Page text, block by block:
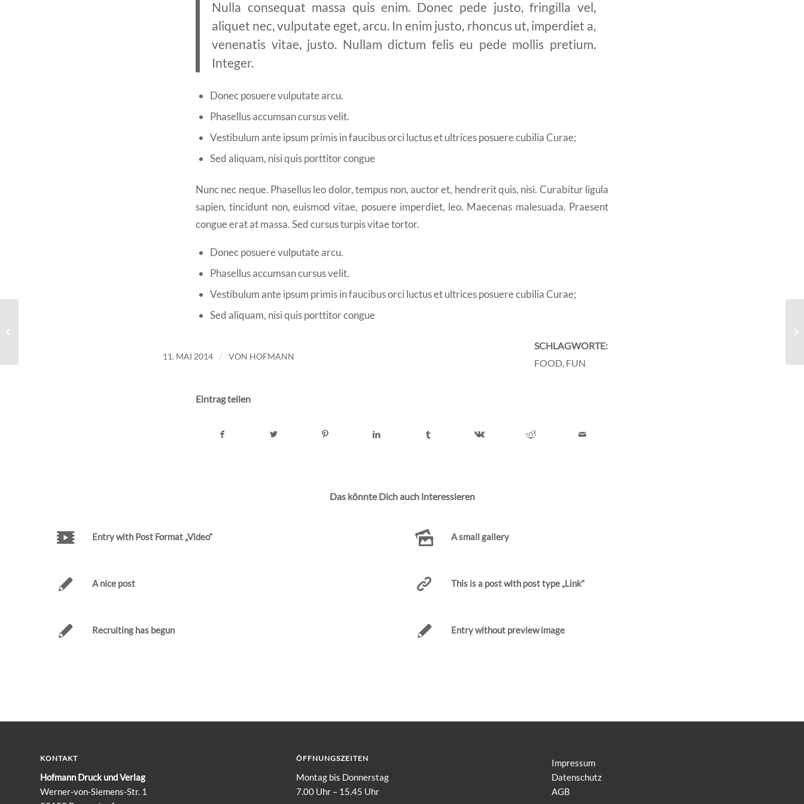
zu
regeln.
Nulla consequat massa quis enim. Donec pede justo, fringilla vel,
aliquet nec, vulputate eget, arcu. In enim justo, rhoncus ut, imperdiet a,
venenatis vitae, justo. Nullam dictum felis eu pede mollis pretium.
Integer.
Donec posuere vulputate arcu.
Phasellus accumsan cursus velit.
Vestibulum ante ipsum primis in faucibus orci luctus et ultrices posuere cubilia Curae;
Sed aliquam, nisi quis porttitor congue
Nunc nec neque. Phasellus leo dolor, tempus non, auctor et, hendrerit quis, nisi. Curabitur ligula
sapien, tincidunt non, euismod vitae, posuere imperdiet, leo. Maecenas malesuada. Praesent
congue erat at massa. Sed cursus turpis vitae tortor.
Donec posuere vulputate arcu.
Phasellus accumsan cursus velit.
Vestibulum ante ipsum primis in faucibus orci luctus et ultrices posuere cubilia Curae;
Sed aliquam, nisi quis porttitor congue
11. MAI 2014 / VON HOFMANN
SCHLAGWORTE:
FOOD, FUN
Eintrag teilen
Das könnte Dich auch interessieren
Entry with Post Format „Video“ A small gallery
A nice post This is a post with post type „Link“
Recruiting has begun Entry without preview image
KONTAKT
Hofmann Druck und Verlag
Werner-von-Siemens-Str. 1
ÖFFNUNGSZEITEN
Montag bis Donnerstag
7.00 Uhr – 15.45 Uhr
Impressum
Datenschutz
AGB
A